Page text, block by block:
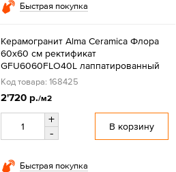
Быстрая покупка
Керамогранит Alma Ceramica Флора
60x60 см ректификат
GFU6060FLO40L лаппатированный
Код товара: 168425
2'720 р./м2
+
-
В корзину
Быстрая покупка